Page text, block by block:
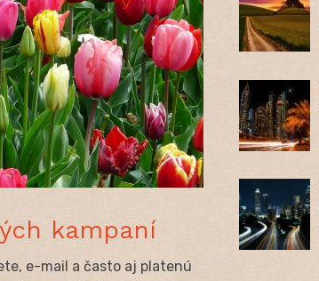
kampaní
e-mail a často aj platenú